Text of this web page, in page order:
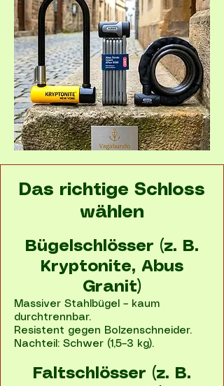
Das richtige Schloss
wählen
Bügelschlösser (z. B.
Kryptonite, Abus
Granit)
Massiver Stahlbügel – kaum
durchtrennbar.
Resistent gegen Bolzenschneider.
Nachteil: Schwer (1,5–3 kg).
Faltschlösser (z. B.